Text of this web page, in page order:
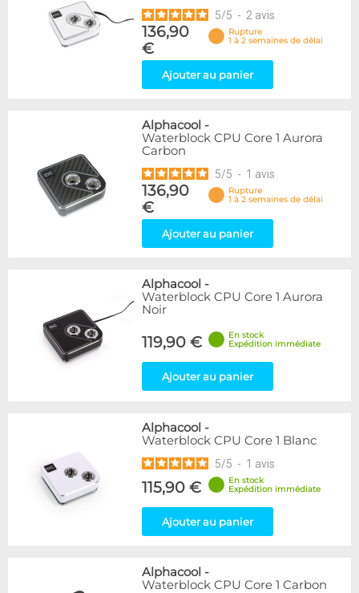
5/5 - 2 avis
136,90
€
Rupture
1 à 2 semaines de délai
Ajouter au panier
Alphacool -
Waterblock CPU Core 1 Aurora
Carbon
5/5 - 1 avis
136,90
€
Rupture
1 à 2 semaines de délai
Ajouter au panier
Alphacool -
Waterblock CPU Core 1 Aurora
Noir
119,90 €
En stock
Expédition immédiate
Ajouter au panier
Alphacool -
Waterblock CPU Core 1 Blanc
5/5 - 1 avis
115,90 €
En stock
Expédition immédiate
Ajouter au panier
Alphacool -
Waterblock CPU Core 1 Carbon